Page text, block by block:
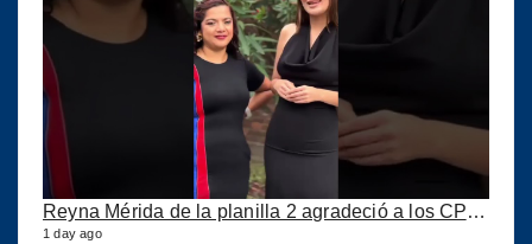
1 day ago